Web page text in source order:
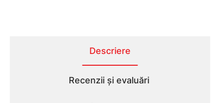
Descriere
Recenzii și evaluări